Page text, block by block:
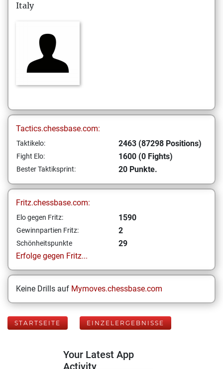
Italy
Tactics.chessbase.com:
Taktikelo: 2463 (87298 Positions)
Fight Elo: 1600 (0 Fights)
Bester Taktiksprint: 20 Punkte.
Fritz.chessbase.com:
Elo gegen Fritz: 1590
Gewinnpartien Fritz: 2
Schönheitspunkte
29
Erfolge gegen Fritz...
Keine Drills auf Mymoves.chessbase.com
STARTSEITE EINZELERGEBNISSE
Your Latest App
Activity